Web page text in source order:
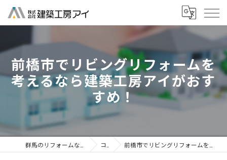
前橋市でリビングリフォームを
考えるなら建築工房アイがおす
すめ！
コラム 前橋市でリビングリフォームを考えるなら建築工房アイがおすすめ！